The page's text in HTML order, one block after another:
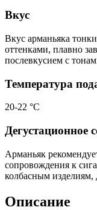
Вкус
Вкус арманьяка
оттенками, плавно
послевкусием с
Температура
20-22 °С
Дегустационное
Арманьяк
сопровождения к
колбасным изделиям,
Описание